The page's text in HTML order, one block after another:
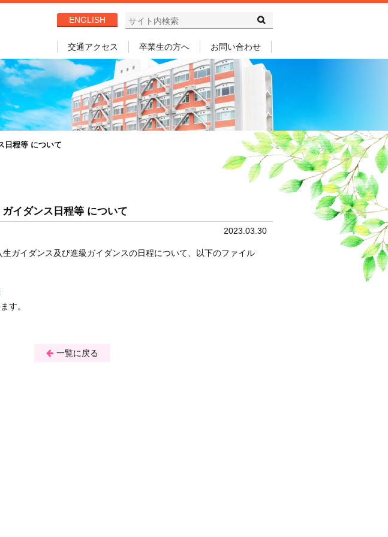
ENGLISH
交通アクセス 卒業生の方へ お問い合わせ
日程等 について
イダンス日程等 について
2023.03.30
ガイダンス及び進級ガイダンスの日程について、以下のファイル
す。
一覧に戻る